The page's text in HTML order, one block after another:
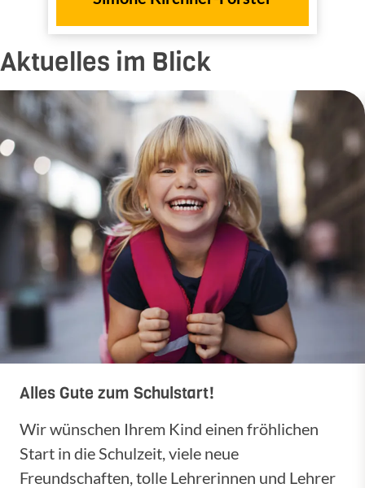
Aktuelles im Blick
Alles Gute zum Schulstart!
Wir wünschen Ihrem Kind einen fröhlichen
Start in die Schulzeit, viele neue
Freundschaften, tolle Lehrerinnen und Lehrer